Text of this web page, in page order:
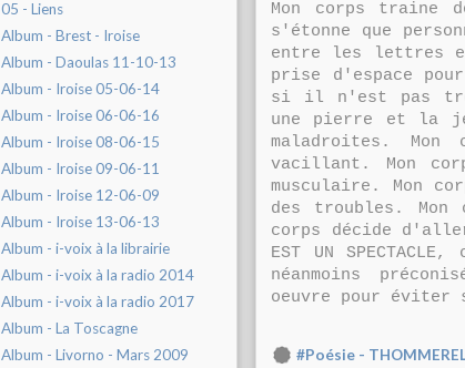
05 - Liens
Album - Brest - Iroise
Album - Daoulas 11-10-13
Album - Iroise 05-06-14
Album - Iroise 06-06-16
Album - Iroise 08-06-15
Album - Iroise 09-06-11
Album - Iroise 12-06-09
Album - Iroise 13-06-13
Album - i-voix à la librairie
Album - i-voix à la radio 2014
Album - i-voix à la radio 2017
Album - La Toscagne
Album - Livorno - Mars 2009
Mon corps traine
s'étonne que
entre les lettres
prise d'espace
si il n'est pas trop
une pierre et la
maladroites.
vacillant. Mon
musculaire. Mon
des troubles.
corps décide
EST UN
néanmoins
oeuvre pour éviter
#Poésie -